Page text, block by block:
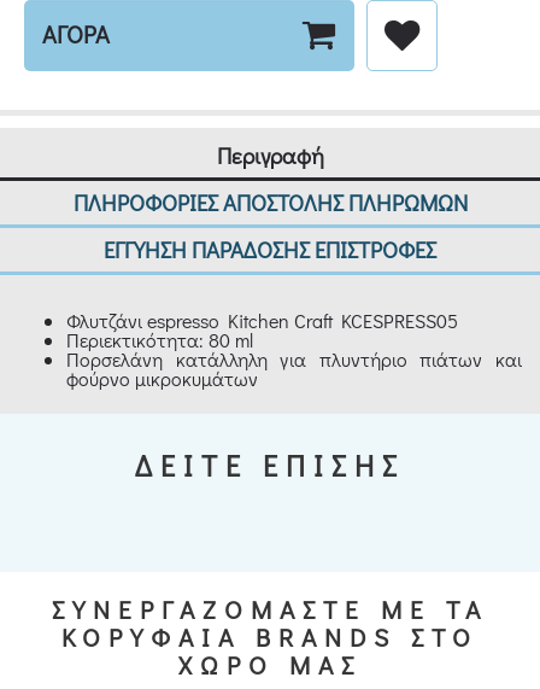
ΑΓΟΡΑ
Περιγραφή
ΠΛΗΡΟΦΟΡΙΕΣ ΑΠΟΣΤΟΛΗΣ ΠΛΗΡΩΜΩΝ
ΕΓΓΥΗΣΗ ΠΑΡΑΔΟΣΗΣ ΕΠΙΣΤΡΟΦΕΣ
Φλυτζάνι espresso Kitchen Craft KCESPRESS05
Περιεκτικότητα: 80 ml
Πορσελάνη κατάλληλη για πλυντήριο πιάτων και
φούρνο μικροκυμάτων
ΔΕΙΤΕ ΕΠΙΣΗΣ
ΣΥΝΕΡΓΑΖΟΜΑΣΤΕ ΜΕ ΤΑ
ΚΟΡΥΦΑΙΑ BRANDS ΣΤΟ
ΧΩΡΟ ΜΑΣ